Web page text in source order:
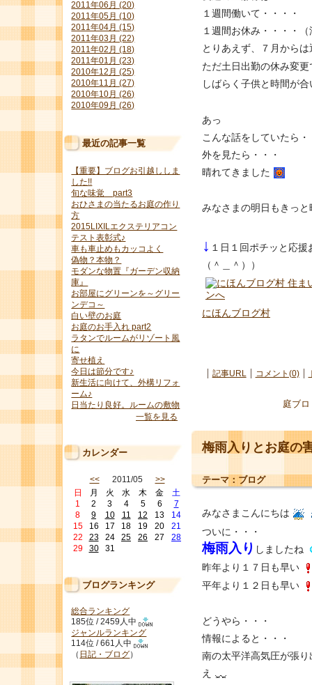
１週間働いて・・・・
１週間お休み・・・・（
とりあえず、７月から
ただ土日出勤の休み変更
しばらく子供と時間が
あっ
こんな話をしていたら・
外を見たら・・・
晴れてきました
みなさまの明日もきっ
↓ １日１回ポチッと応
（＾＿＾））
にほんブログ村
記事URL コメント(0)
庭ブ
梅雨入りとお庭の
テーマ： ブログ
みなさまこんにちは
ついに・・・
梅雨入り しましたね
昨年より１７日も早い
平年より１２日も早い
どうやら・・・
情報によると・・・
南の太平洋高気圧が張
え
2011年06月 (20)
2011年05月 (10)
2011年04月 (15)
2011年03月 (22)
2011年02月 (18)
2011年01月 (23)
2010年12月 (25)
2010年11月 (27)
2010年10月 (26)
2010年09月 (26)
最近の記事一覧
【重要】ブログお引越ししま
した!!
旬な味覚 part3
おひさまの当たるお庭の作り
方
2015LIXILエクステリアコン
テスト表彰式♪
車も車止めもカッコよく
偽物？本物？
モダンな物置『ガーデン収納
庫』
お部屋にグリーンを～グリー
ンデコ～
白い壁のお庭
お庭のお手入れ part2
ラタンでルームがリゾート風
に
寄せ植え
今日は節分です♪
新生活に向けて、外構リフォ
ーム♪
日当たり良好。ルームの敷物
一覧を見る
カレンダー
<<2011/05 >>
日
月 火 水 木 金
土
1
2 3 4 5 6
7
8
9 10 11 12 13
14
15
16 17 18 19 20
21
22
23 24 25 26 27
28
29
30 31
ブログランキング
総合ランキング
185位 / 2459人中
ジャンルランキング
114位 / 661人中
（ 日記・ブログ）